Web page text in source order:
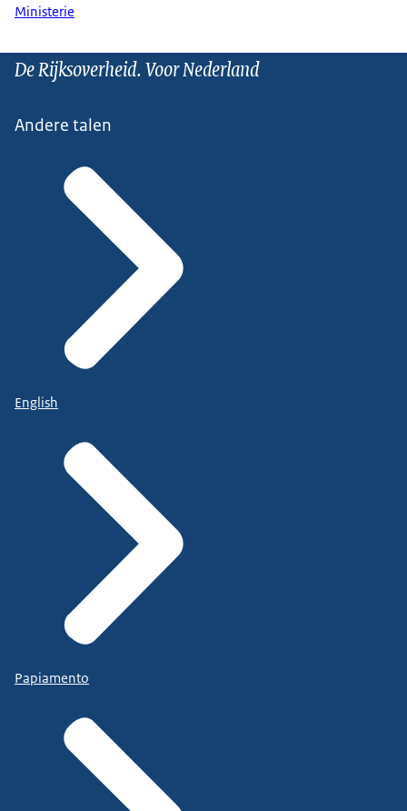
Ministerie
De Rijksoverheid. Voor Nederland
Andere talen
English
Papiamento